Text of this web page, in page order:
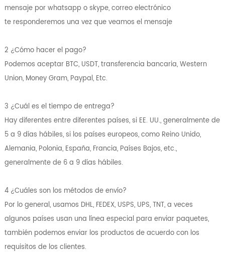
mensaje por whatsapp o skype, correo electrónico
te responderemos una vez que veamos el mensaje
2 ¿Cómo hacer el pago?
Podemos aceptar BTC, USDT, transferencia bancaria, Western
Union, Money Gram, Paypal, Etc.
3 ¿Cuál es el tiempo de entrega?
Hay diferentes entre diferentes países, si EE. UU., generalmente de
5 a 9 días hábiles, si los países europeos, como Reino Unido,
Alemania, Polonia, España, Francia, Países Bajos, etc.,
generalmente de 6 a 9 días hábiles.
4 ¿Cuáles son los métodos de envío?
Por lo general, usamos DHL, FEDEX, USPS, UPS, TNT, a veces
algunos países usan una línea especial para enviar paquetes,
también podemos enviar los productos de acuerdo con los
requisitos de los clientes.